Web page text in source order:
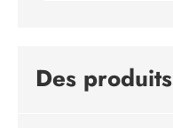
Des produits